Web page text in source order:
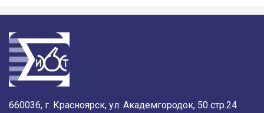
660036, г. Красноярск, ул. Академгородок, 50 стр.24